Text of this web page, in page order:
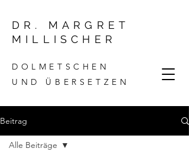
DR. MARGRET
MILLISCHER
DOLMETSCHEN
UND ÜBERSETZEN
Beitrag
Alle Beiträge